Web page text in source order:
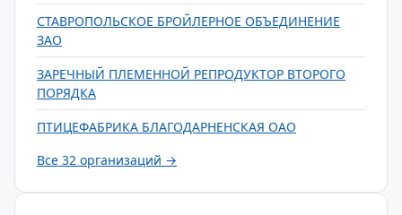
СТАВРОПОЛЬСКОЕ БРОЙЛЕРНОЕ ОБЪЕДИНЕНИЕ
ЗАО
ЗАРЕЧНЫЙ ПЛЕМЕННОЙ РЕПРОДУКТОР ВТОРОГО
ПОРЯДКА
ПТИЦЕФАБРИКА БЛАГОДАРНЕНСКАЯ ОАО
Все 32 организаций →